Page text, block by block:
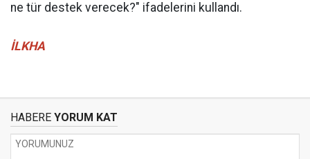
ne tür destek verecek?" ifadelerini kullandı.
İLKHA
HABERE YORUM KAT